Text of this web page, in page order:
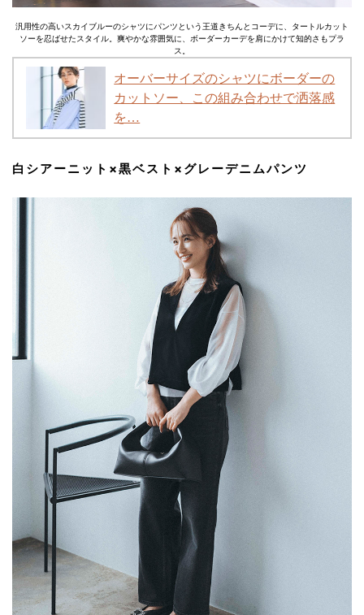
汎用性の高いスカイブルーのシャツにパンツという王道きちんとコーデに、タートルカット
ソーを忍ばせたスタイル。爽やかな雰囲気に、ボーダーカーデを肩にかけて知的さもプラ
ス。
オーバーサイズのシャツにボーダーの
カットソー、この組み合わせで洒落感
を…
白シアーニット×黒ベスト×グレーデニムパンツ